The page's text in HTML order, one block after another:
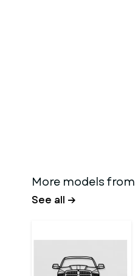
More models from
See all →